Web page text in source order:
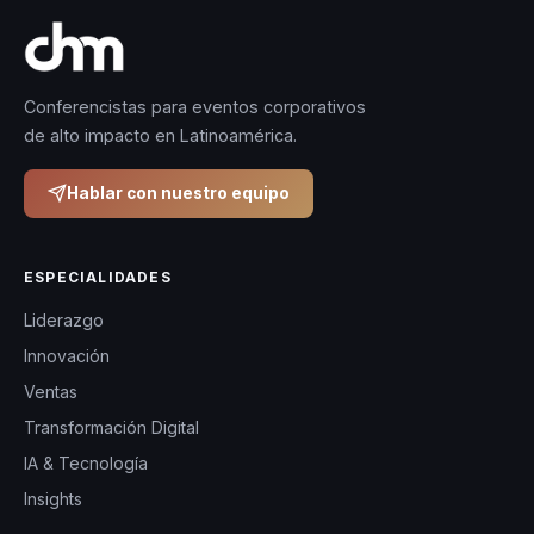
Conferencistas para eventos corporativos
de alto impacto en Latinoamérica.
Hablar con nuestro equipo
ESPECIALIDADES
Liderazgo
Innovación
Ventas
Transformación Digital
IA & Tecnología
Insights